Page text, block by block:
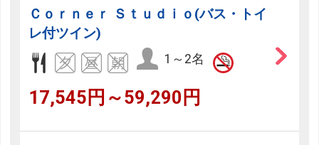
Ｃｏｒｎｅｒ Ｓｔｕｄｉｏ(バス・トイ
レ付ツイン)
1～2名
17,545円～59,290円